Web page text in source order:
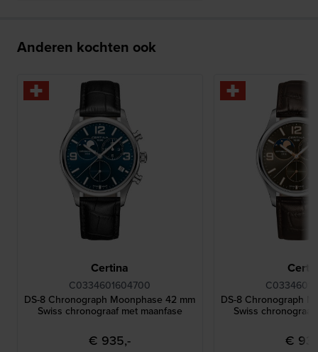
Anderen kochten ook
Certina
C0334601604700
DS-8 Chronograph Moonphase 42 mm
Swiss chronograaf met maanfase
€ 935,-
DS-8 Chronograph
Swiss
€